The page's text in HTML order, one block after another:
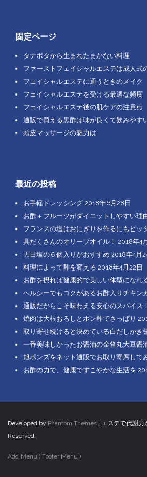
ン
固定ページ
タナボタから生まれたまかない料理
ファーストフェイシャルエステは成人式
フェイシャルエステに通うときのメイク
フェイシャルエステを受ける最適な頻度
フェイシャルエステ後の肌ケアの注意点
通販で買える黒酢は味が良くて飲みやす
頭皮マッサージの魅力は
最近の投稿
お手軽ドレッシング 2018年6月28日
お酢＋フルーツがダイエットしやすい理
フランスの塩はおにぎりを作るにもピッ
具だくさんのオリーブオイル！ 2018年4
天日塩の６個入りがおすすめ 2018年4月
料理によって酢を変える 2018年4月22日
お酢を摂れば健康的で美しい体型になれ
ヘルシーでもコクがあるお酢入りチキン
通販だからこそ味わえる安心のスパイス！
焼肉は大根おろしとポン酢でさっぱり
取り寄せ続けると決めている白だしかき
一番美味しかったお醤油の金笛丸大豆醤
旭ポンズをネット通販でお取り寄席して
お酢の力で、健康ですこやかな生活を
Developed by Phantom Themes | エステで代謝
Reserved.
Add Menu ( Footer Menu )